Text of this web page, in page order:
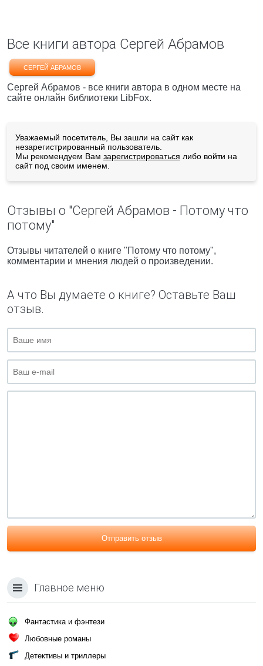
Все книги автора Сергей Абрамов
СЕРГЕЙ АБРАМОВ
Сергей Абрамов - все книги автора в одном месте на
сайте онлайн библиотеки LibFox.
Уважаемый посетитель, Вы зашли на сайт как
незарегистрированный пользователь.
Мы рекомендуем Вам зарегистрироваться либо войти на
сайт под своим именем.
Отзывы о "Сергей Абрамов - Потому что
потому"
Отзывы читателей о книге "Потому что потому",
комментарии и мнения людей о произведении.
А что Вы думаете о книге? Оставьте Ваш
отзыв.
Отправить отзыв
Главное меню
Фантастика и фэнтези
Любовные романы
Детективы и триллеры